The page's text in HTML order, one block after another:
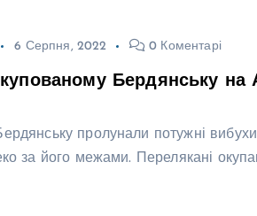
6 Серпня, 2022 0 Коментарі
Бердянську
пролунали потужні вибухи
за його межами. Перелякані